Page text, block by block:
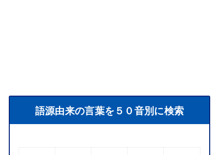
語源由来の言葉を５０音別に検索